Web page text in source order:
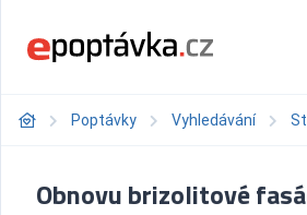
Poptávky Vyhledávání
Obnovu brizolitové